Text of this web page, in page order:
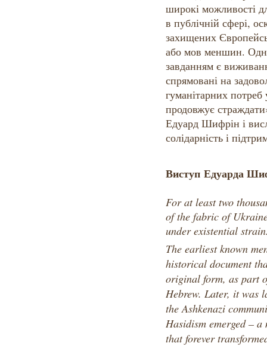
широкі можливості
в публічній сфері,
захищених
або мов меншин.
завданням є
спрямовані на
гуманітарних потреб
продовжує
Едуард Шифрін і
солідарність і
Виступ Едуарда
For at least two
of the fabric of
under existential
The earliest known
historical document
original form, as part
Hebrew. Later, it was
the Ashkenazi
Hasidism emerged –
that forever